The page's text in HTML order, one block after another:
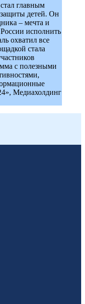
стал главным
детей. Он
– мечта и
исполнить
охватил все
стала
с полезными
Медиахолдинг